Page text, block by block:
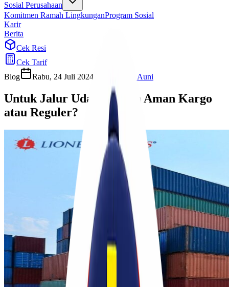
Sosial Perusahaan
Komitmen Ramah LingkunganProgram Sosial
Karir
Berita
Cek Resi
Cek Tarif
Blog
Rabu, 24 Juli 2024 Habibah Auni
Untuk Jalur Udara, Lebih Aman Kargo
atau Reguler?